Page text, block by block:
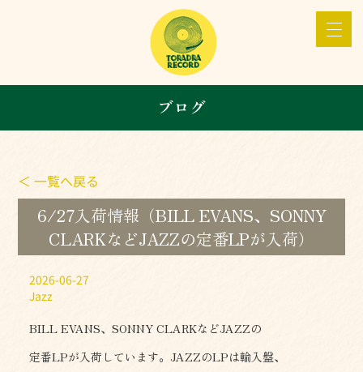
ブログ
＜ 一覧へ戻る
6/27入荷情報（BILL EVANS、SONNY
CLARKなどJAZZの定番LPが入荷）
2026-06-27
Jazz
BILL EVANS、SONNY CLARKなどJAZZの
定番LPが入荷しています。JAZZのLPは輸入盤、